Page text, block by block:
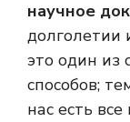
научное
долголетии
это один из
способов;
нас есть